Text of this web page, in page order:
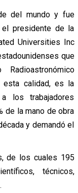
del mundo y fue
presidente de la
Universities Inc
que
esta calidad, es la
los trabajadores
de la mano de obra
y demandó el
de los cuales 195
técnicos,